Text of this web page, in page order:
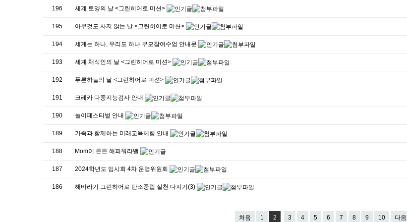
196 세계 토양의 날 <그린히어로 미션>
195 아무것도 사지 않는 날 <그린히어로 미션>
194 세계는 하나, 우리도 하나 부모참여수업 안내문
193 세계 채식인의 날 <그린히어로 미션>
192 푸른하늘의 날 <그린히어로 미션>
191 크레카 다중지능검사 안내
190 놀이페스티벌 안내
189 가족과 함께하는 미래교육체험 안내
188 Mom이 든든 해피워라밸
187 2024학년도 임시회 4차 운영위원회
186 해바라기 그린히어로 탄소중립 실천 다지기(3)
처음 1 2 3 4 5 6 7 8 9 10 다음